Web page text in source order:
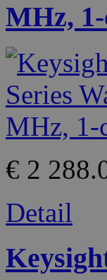
MHz,
€ 2
Detail